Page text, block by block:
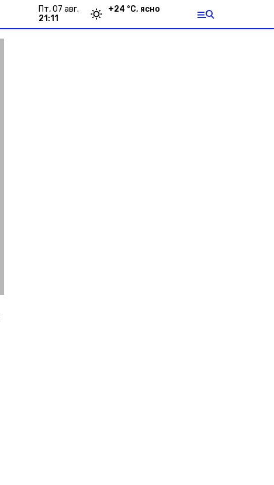
пт, 07 авг.
21:11
+24 °С, ясно